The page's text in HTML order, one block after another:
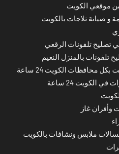
موقعي الكويت
و صيانة ثلاجات بالكويت
تصليح تلفونات الرقعي
تلفونات بالمنزل النعيم
محافظات الكويت 24 ساعة
الكويت 24 ساعة
وأفران غاز
ملابس ونشافات بالكويت